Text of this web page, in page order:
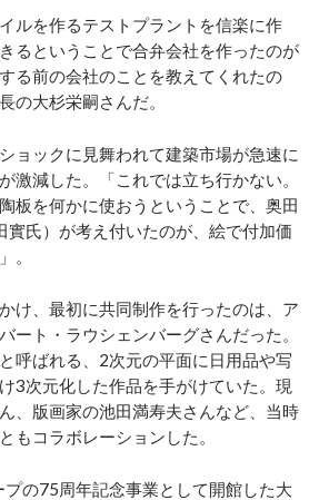
ルを作るテストプラントを信楽に作
るということで合弁会社を作ったのが
る前の会社のことを教えてくれたの
の大杉栄嗣さんだ。
ョックに見舞われて建築市場が急速に
激減した。「これでは立ち行かない。
板を何かに使おうということで、奥田
實氏）が考え付いたのが、絵で付加価
。
け、最初に共同制作を行ったのは、ア
ート・ラウシェンバーグさんだった。
呼ばれる、2次元の平面に日用品や写
3次元化した作品を手がけていた。現
、版画家の池田満寿夫さんなど、当時
もコラボレーションした。
の75周年記念事業として開館した大